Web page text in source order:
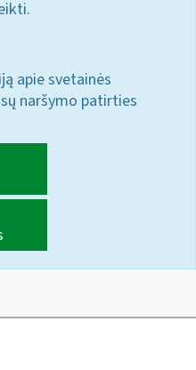
apie svetainės
naršymo patirties